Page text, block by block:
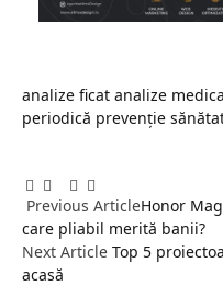
analize ficat analize
periodică prevenție
Facebook
Twitter
Pinterest
LinkedIn
Tumblr
Previous ArticleHonor
care pliabil merită banii?
Next Article Top 5
acasă